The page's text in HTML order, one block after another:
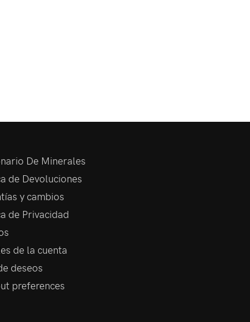
De Minerales
de Devoluciones
y cambios
de Privacidad
de la cuenta
deseos
preferences